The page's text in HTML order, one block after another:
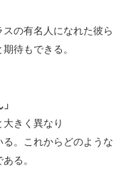
の有名人になれた彼ら
待もできる。
きく異なり
。これからどのような
る。